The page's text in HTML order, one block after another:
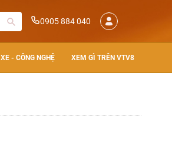
0905 884 040
XE - CÔNG NGHỆ XEM GÌ TRÊN VTV8